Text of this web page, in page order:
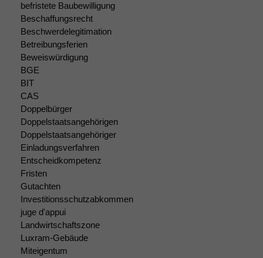
befristete Baubewilligung
Beschaffungsrecht
Beschwerdelegitimation
Betreibungsferien
Beweiswürdigung
BGE
BIT
CAS
Doppelbürger
Doppelstaatsangehörigen
Doppelstaatsangehöriger
Einladungsverfahren
Entscheidkompetenz
Fristen
Gutachten
Investitionsschutzabkommen
juge d'appui
Landwirtschaftszone
Luxram-Gebäude
Miteigentum